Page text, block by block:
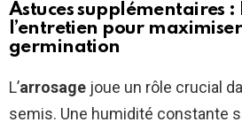
Astuces supplémentaires :
l’entretien pour
germination
L’arrosage joue un rôle crucial
semis. Une humidité constante